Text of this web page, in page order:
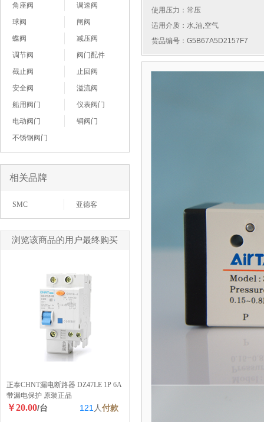
角座阀
调速阀
球阀
闸阀
蝶阀
减压阀
调节阀
阀门配件
截止阀
止回阀
安全阀
溢流阀
船用阀门
仪表阀门
电动阀门
铜阀门
不锈钢阀门
相关品牌
SMC 亚德客
浏览该商品的用户最终购买
正泰CHNT漏电断路器 DZ47LE 1P 6A
带漏电保护 原装正品
￥20.00/台 121 人付款
使用压力：常压
适用介质：水,油,空气
货品编号：G5B67A5D2157F7